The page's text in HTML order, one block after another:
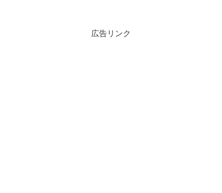
広告リンク